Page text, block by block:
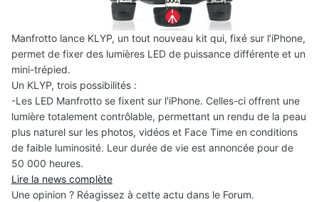
Manfrotto lance KLYP, un tout nouveau kit qui, fixé sur l’iPhone,
permet de fixer des lumières LED de puissance différente et un
mini-trépied.
Un KLYP, trois possibilités :
-Les LED Manfrotto se fixent sur l'iPhone. Celles-ci offrent une
lumière totalement contrôlable, permettant un rendu de la peau
plus naturel sur les photos, vidéos et Face Time en conditions
de faible luminosité. Leur durée de vie est annoncée pour de
50 000 heures.
Lire la news complète
Une opinion ? Réagissez à cette actu dans le Forum.